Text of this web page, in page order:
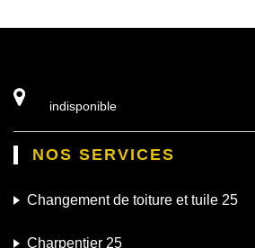
indisponible
NOS SERVICES
Changement de toiture et tuile 25
Charpentier 25